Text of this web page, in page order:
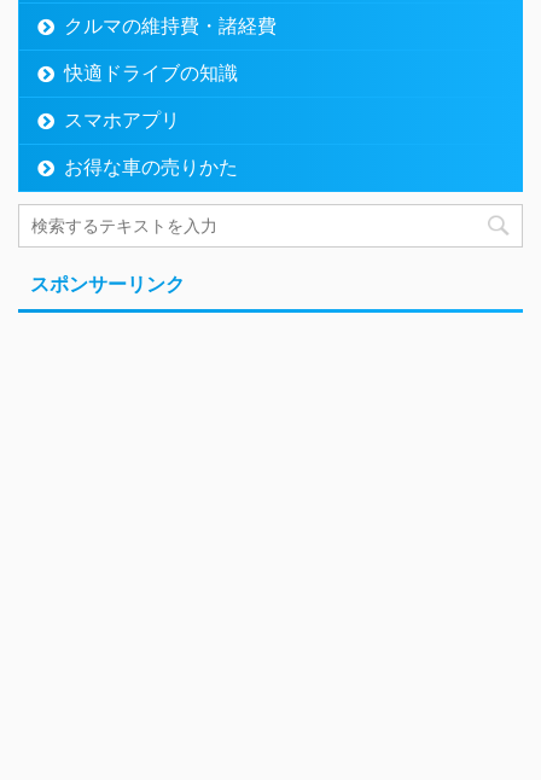
クルマの維持費・諸経費
快適ドライブの知識
スマホアプリ
お得な車の売りかた
スポンサーリンク